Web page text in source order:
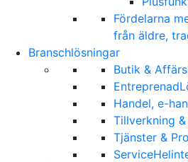
Fördelarna
från äldre,
Branschlösningar
Butik &
Entreprenad
Handel, e-
Tillverkning
Tjänster &
Service